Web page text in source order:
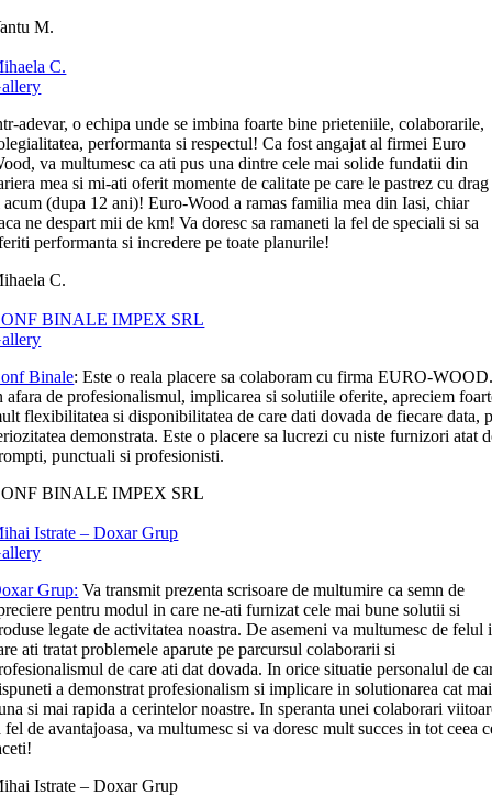
M.
C.
adevar, o echipa unde se imbina foarte bine prieteniile, colaborarile,
performanta si respectul! Ca fost angajat al firmei Euro
va multumesc ca ati pus una dintre cele mai solide fundatii din
mea si mi-ati oferit momente de calitate pe care le pastrez cu drag
acum (dupa 12 ani)! Euro-Wood a ramas familia mea din Iasi, chiar
ne despart mii de km! Va doresc sa ramaneti la fel de speciali si sa
performanta si incredere pe toate planurile!
C.
BINALE IMPEX SRL
Binale: Este o reala placere sa colaboram cu firma EURO-
afara de profesionalismul, implicarea si solutiile oferite, apreciem
flexibilitatea si disponibilitatea de care dati dovada de fiecare data,
demonstrata. Este o placere sa lucrezi cu niste furnizori atat
punctuali si profesionisti.
BINALE IMPEX SRL
Istrate – Doxar Grup
Grup: Va transmit prezenta scrisoare de multumire ca semn de
pentru modul in care ne-ati furnizat cele mai bune solutii si
legate de activitatea noastra. De asemeni va multumesc de felul
ati tratat problemele aparute pe parcursul colaborarii si
de care ati dat dovada. In orice situatie personalul de
a demonstrat profesionalism si implicare in solutionarea cat mai
si mai rapida a cerintelor noastre. In speranta unei colaborari
fel de avantajoasa, va multumesc si va doresc mult succes in tot ceea
Istrate – Doxar Grup